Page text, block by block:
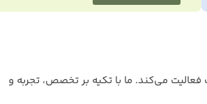
می‌کند. ما با تکیه بر تخصص، تجربه و